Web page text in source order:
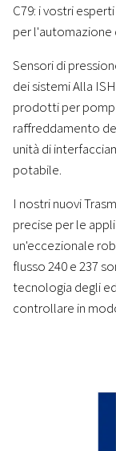
C79: i vostri
per l'automazione
Sensori di
dei sistemi Alla
prodotti per
raffreddamento
unità di
potabile.
I nostri nuovi
precise per le
un'eccezionale
flusso 240 e 237
tecnologia degli
controllare in